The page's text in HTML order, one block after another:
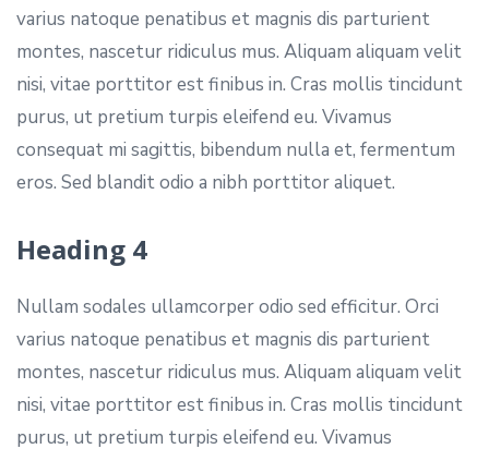
varius natoque penatibus et magnis dis parturient
montes, nascetur ridiculus mus. Aliquam aliquam velit
nisi, vitae porttitor est finibus in. Cras mollis tincidunt
purus, ut pretium turpis eleifend eu. Vivamus
consequat mi sagittis, bibendum nulla et, fermentum
eros. Sed blandit odio a nibh porttitor aliquet.
Heading 4
Nullam sodales ullamcorper odio sed efficitur. Orci
varius natoque penatibus et magnis dis parturient
montes, nascetur ridiculus mus. Aliquam aliquam velit
nisi, vitae porttitor est finibus in. Cras mollis tincidunt
purus, ut pretium turpis eleifend eu. Vivamus